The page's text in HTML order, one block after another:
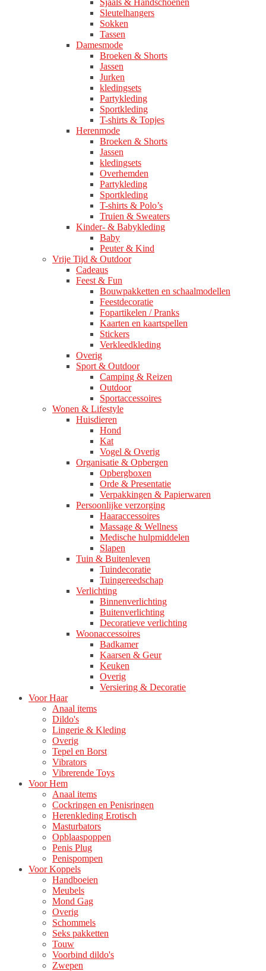
Sleutelhangers
Sokken
Tassen
Damesmode
Broeken & Shorts
Jassen
Jurken
kledingsets
Partykleding
Sportkleding
T-shirts & Topjes
Herenmode
Broeken & Shorts
Jassen
kledingsets
Overhemden
Partykleding
Sportkleding
T-shirts & Polo’s
Truien & Sweaters
Kinder- & Babykleding
Baby
Peuter & Kind
Vrije Tijd & Outdoor
Cadeaus
Feest & Fun
Bouwpakketten en schaalmodellen
Feestdecoratie
Fopartikelen / Pranks
Kaarten en kaartspellen
Stickers
Verkleedkleding
Overig
Sport & Outdoor
Camping & Reizen
Outdoor
Sportaccessoires
Wonen & Lifestyle
Huisdieren
Hond
Kat
Vogel & Overig
Organisatie & Opbergen
Opbergboxen
Orde & Presentatie
Verpakkingen & Papierwaren
Persoonlijke verzorging
Haaraccessoires
Massage & Wellness
Medische hulpmiddelen
Slapen
Tuin & Buitenleven
Tuindecoratie
Tuingereedschap
Verlichting
Binnenverlichting
Buitenverlichting
Decoratieve verlichting
Woonaccessoires
Badkamer
Kaarsen & Geur
Keuken
Overig
Versiering & Decoratie
Voor Haar
Anaal items
Dildo's
Lingerie & Kleding
Overig
Tepel en Borst
Vibrators
Vibrerende Toys
Voor Hem
Anaal items
Cockringen en Penisringen
Herenkleding Erotisch
Masturbators
Opblaaspoppen
Penis Plug
Penispompen
Voor Koppels
Handboeien
Meubels
Mond Gag
Overig
Schommels
Seks pakketten
Touw
Voorbind dildo's
Zwepen